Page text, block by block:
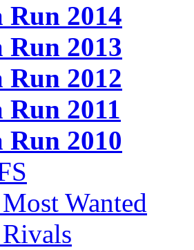
Run 2014
Run 2013
Run 2012
Run 2011
Run 2010
Wanted